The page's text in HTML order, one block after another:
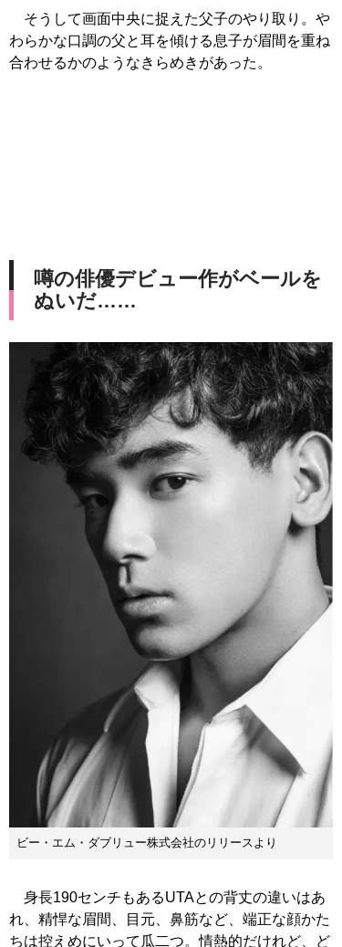
そうして画面中央に捉えた父子のやり取り。や
わらかな口調の父と耳を傾ける息子が眉間を重ね
合わせるかのようなきらめきがあった。
噂の俳優デビュー作がベールを
ぬいだ……
ビー・エム・ダブリュー株式会社のリリースより
身長190センチもあるUTAとの背丈の違いはあ
れ、精悍な眉間、目元、鼻筋など、端正な顔かた
ちは控えめにいって瓜二つ。情熱的だけれど、ど